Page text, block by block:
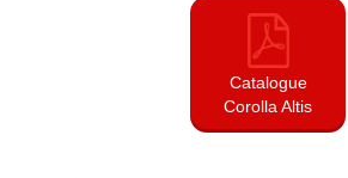
Catalogue
Corolla Altis